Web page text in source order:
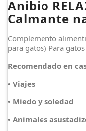
Anibio
Calmante
Complemento
para gatos) Para
Recomendado en
• Viajes
• Miedo y soledad
• Animales